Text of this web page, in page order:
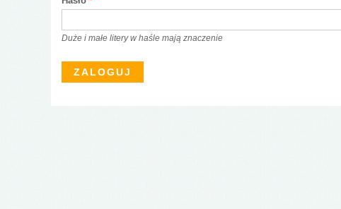
Duże i małe litery w haśle mają znaczenie